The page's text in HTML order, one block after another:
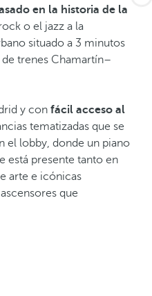
en la historia de la
o el jazz a la
situado a 3 minutos
trenes Chamartín–
y con fácil acceso al
tematizadas que se
el lobby, donde un piano
está presente tanto en
arte e icónicas
que